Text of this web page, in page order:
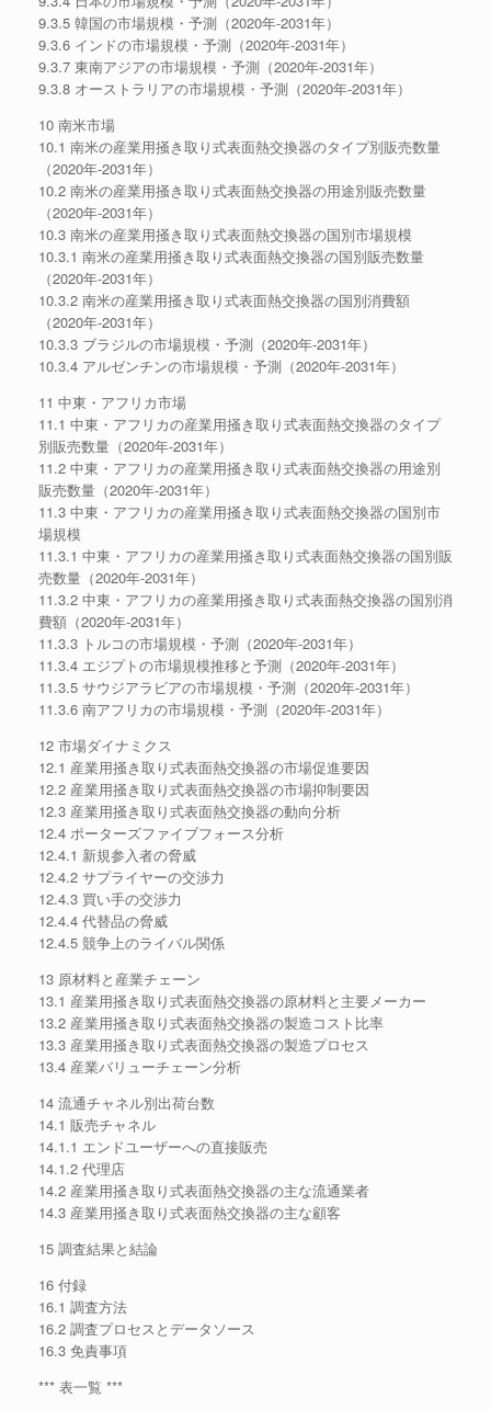
9.3.5 韓国の市場規模・予測（2020年-2031年）
9.3.6 インドの市場規模・予測（2020年-2031年）
9.3.7 東南アジアの市場規模・予測（2020年-2031年）
9.3.8 オーストラリアの市場規模・予測（2020年-2031年）
10 南米市場
10.1 南米の産業用掻き取り式表面熱交換器のタイプ別販売数量
（2020年-2031年）
10.2 南米の産業用掻き取り式表面熱交換器の用途別販売数量
（2020年-2031年）
10.3 南米の産業用掻き取り式表面熱交換器の国別市場規模
10.3.1 南米の産業用掻き取り式表面熱交換器の国別販売数量
（2020年-2031年）
10.3.2 南米の産業用掻き取り式表面熱交換器の国別消費額
（2020年-2031年）
10.3.3 ブラジルの市場規模・予測（2020年-2031年）
10.3.4 アルゼンチンの市場規模・予測（2020年-2031年）
11 中東・アフリカ市場
11.1 中東・アフリカの産業用掻き取り式表面熱交換器のタイプ
別販売数量（2020年-2031年）
11.2 中東・アフリカの産業用掻き取り式表面熱交換器の用途別
販売数量（2020年-2031年）
11.3 中東・アフリカの産業用掻き取り式表面熱交換器の国別市
場規模
11.3.1 中東・アフリカの産業用掻き取り式表面熱交換器の国別販
売数量（2020年-2031年）
11.3.2 中東・アフリカの産業用掻き取り式表面熱交換器の国別消
費額（2020年-2031年）
11.3.3 トルコの市場規模・予測（2020年-2031年）
11.3.4 エジプトの市場規模推移と予測（2020年-2031年）
11.3.5 サウジアラビアの市場規模・予測（2020年-2031年）
11.3.6 南アフリカの市場規模・予測（2020年-2031年）
12 市場ダイナミクス
12.1 産業用掻き取り式表面熱交換器の市場促進要因
12.2 産業用掻き取り式表面熱交換器の市場抑制要因
12.3 産業用掻き取り式表面熱交換器の動向分析
12.4 ポーターズファイブフォース分析
12.4.1 新規参入者の脅威
12.4.2 サプライヤーの交渉力
12.4.3 買い手の交渉力
12.4.4 代替品の脅威
12.4.5 競争上のライバル関係
13 原材料と産業チェーン
13.1 産業用掻き取り式表面熱交換器の原材料と主要メーカー
13.2 産業用掻き取り式表面熱交換器の製造コスト比率
13.3 産業用掻き取り式表面熱交換器の製造プロセス
13.4 産業バリューチェーン分析
14 流通チャネル別出荷台数
14.1 販売チャネル
14.1.1 エンドユーザーへの直接販売
14.1.2 代理店
14.2 産業用掻き取り式表面熱交換器の主な流通業者
14.3 産業用掻き取り式表面熱交換器の主な顧客
15 調査結果と結論
16 付録
16.1 調査方法
16.2 調査プロセスとデータソース
16.3 免責事項
*** 表一覧 ***